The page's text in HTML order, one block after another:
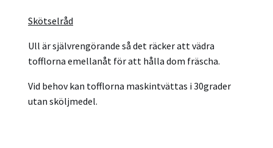
Skötselråd
Ull är självrengörande så det räcker att vädra
tofflorna emellanåt för att hålla dom fräscha.
Vid behov kan tofflorna maskintvättas i 30grader
utan sköljmedel.